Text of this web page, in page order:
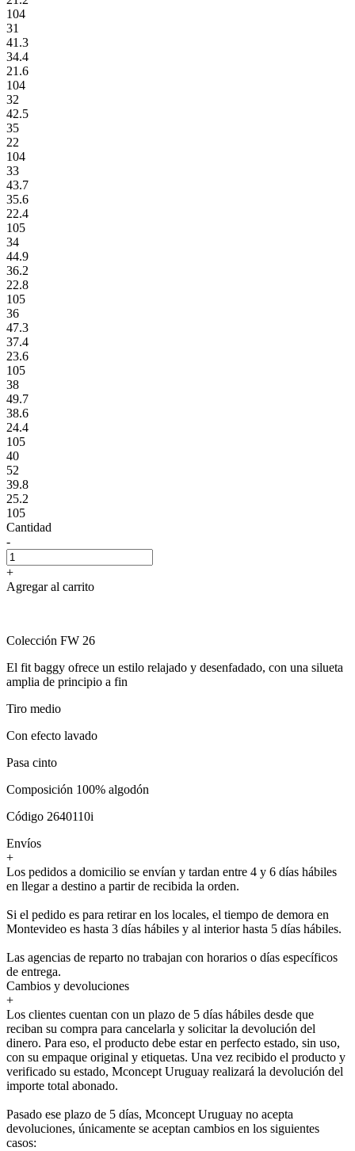
104
31
41.3
34.4
21.6
104
32
42.5
35
22
104
33
43.7
35.6
22.4
105
34
44.9
36.2
22.8
105
36
47.3
37.4
23.6
105
38
49.7
38.6
24.4
105
40
52
39.8
25.2
105
Cantidad
-
+
Agregar al carrito
Colección FW 26
El fit baggy ofrece un estilo relajado y desenfadado, con una silueta
amplia de principio a fin
Tiro medio
Con efecto lavado
Pasa cinto
Composición 100% algodón
Código 2640110i
Envíos
+
Los pedidos a domicilio se envían y tardan entre 4 y 6 días hábiles
en llegar a destino a partir de recibida la orden.
Si el pedido es para retirar en los locales, el tiempo de demora en
Montevideo es hasta 3 días hábiles y al interior hasta 5 días hábiles.
Las agencias de reparto no trabajan con horarios o días específicos
de entrega.
Cambios y devoluciones
+
Los clientes cuentan con un plazo de 5 días hábiles desde que
reciban su compra para cancelarla y solicitar la devolución del
dinero. Para eso, el producto debe estar en perfecto estado, sin uso,
con su empaque original y etiquetas. Una vez recibido el producto y
verificado su estado, Mconcept Uruguay realizará la devolución del
importe total abonado.
Pasado ese plazo de 5 días, Mconcept Uruguay no acepta
devoluciones, únicamente se aceptan cambios en los siguientes
casos: